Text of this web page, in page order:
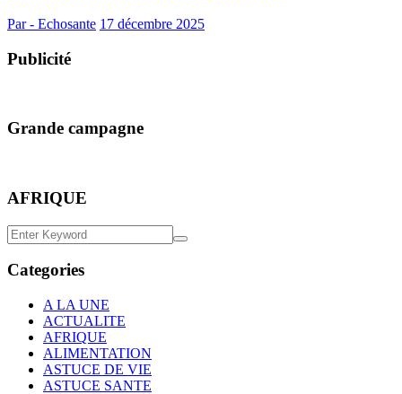
Par - Echosante 17 décembre 2025
Publicité
Grande campagne
AFRIQUE
Categories
A LA UNE
ACTUALITE
AFRIQUE
ALIMENTATION
ASTUCE DE VIE
ASTUCE SANTE